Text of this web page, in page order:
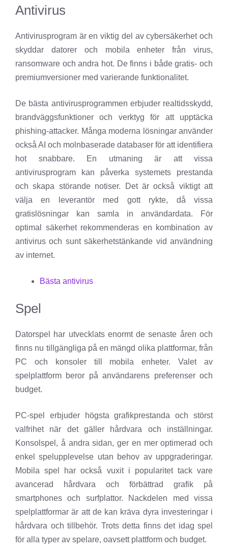
Antivirus
Antivirusprogram är en viktig del av cybersäkerhet och
skyddar datorer och mobila enheter från virus,
ransomware och andra hot. De finns i både gratis- och
premiumversioner med varierande funktionalitet.
De bästa antivirusprogrammen erbjuder realtidsskydd,
brandväggsfunktioner och verktyg för att upptäcka
phishing-attacker. Många moderna lösningar använder
också AI och molnbaserade databaser för att identifiera
hot snabbare. En utmaning är att vissa
antivirusprogram kan påverka systemets prestanda
och skapa störande notiser. Det är också viktigt att
välja en leverantör med gott rykte, då vissa
gratislösningar kan samla in användardata. För
optimal säkerhet rekommenderas en kombination av
antivirus och sunt säkerhetstänkande vid användning
av internet.
Bästa antivirus
Spel
Datorspel har utvecklats enormt de senaste åren och
finns nu tillgängliga på en mängd olika plattformar, från
PC och konsoler till mobila enheter. Valet av
spelplattform beror på användarens preferenser och
budget.
PC-spel erbjuder högsta grafikprestanda och störst
valfrihet när det gäller hårdvara och inställningar.
Konsolspel, å andra sidan, ger en mer optimerad och
enkel spelupplevelse utan behov av uppgraderingar.
Mobila spel har också vuxit i popularitet tack vare
avancerad hårdvara och förbättrad grafik på
smartphones och surfplattor. Nackdelen med vissa
spelplattformar är att de kan kräva dyra investeringar i
hårdvara och tillbehör. Trots detta finns det idag spel
för alla typer av spelare, oavsett plattform och budget.